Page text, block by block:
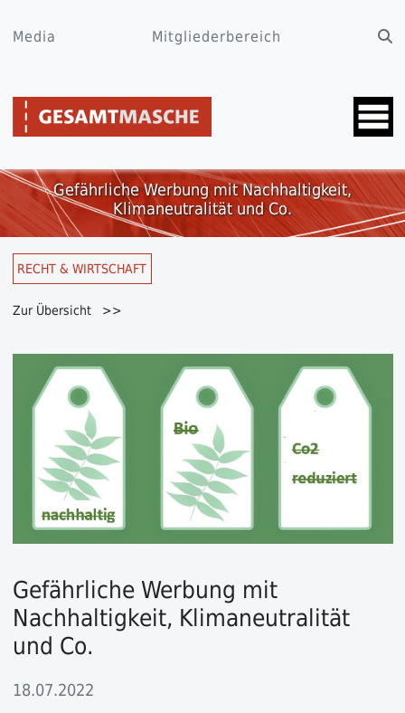
Media Mitgliederbereich
Gefährliche Werbung mit Nachhaltigkeit,
Klimaneutralität und Co.
RECHT & WIRTSCHAFT
Zur Übersicht >>
Gefährliche Werbung mit
Nachhaltigkeit, Klimaneutralität
und Co.
18.07.2022